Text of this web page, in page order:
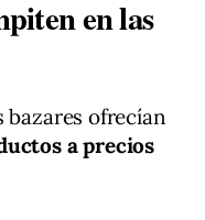
en las
bazares ofrecían
a precios